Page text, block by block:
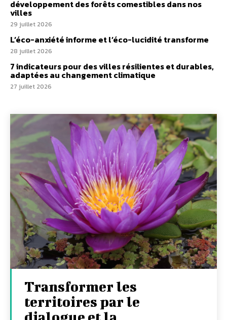
développement des forêts comestibles dans nos
villes
29 juillet 2026
L’éco-anxiété informe et l’éco-lucidité transforme
28 juillet 2026
7 indicateurs pour des villes résilientes et durables,
adaptées au changement climatique
27 juillet 2026
Transformer les
territoires par le
dialogue et la